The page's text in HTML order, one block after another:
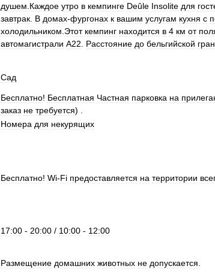
душем Каждое утро в кемпинге Deûle Insolite для
завтрак В домах-фургонах к вашим услугам кухня с
холодильником Этот кемпинг находится в 4 км от
автомагистрали A22 Расстояние до бельгийской
Сад
Бесплатно! Бесплатная Частная парковка на
заказ не требуется) .
Номера для некурящих
Бесплатно! Wi-Fi предоставляется на территории
17:00 - 20:00 / 10:00 - 12:00
Размещение домашних животных не допускается